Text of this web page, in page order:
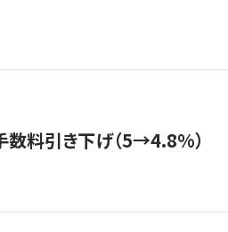
数料引き下げ（5→4.8%）